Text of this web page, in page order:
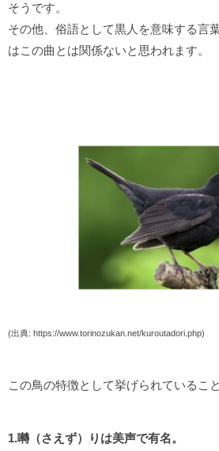
そうです。
その他、俗語として黒人を意味する言
はこの曲とは関係ないと思われます。
(出典: https://www.torinozukan.net/kuroutadori.php)
この鳥の特徴として挙げられているこ
1.囀（さえず）りは美声で有名。